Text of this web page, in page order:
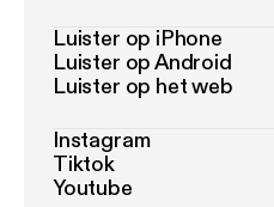
Luister op iPhone
Luister op Android
Luister op het web
Instagram
Tiktok
Youtube